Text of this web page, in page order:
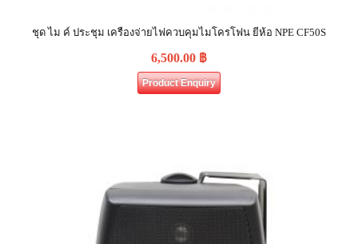
ชุด ไม ค์ ประชุม เครืองจ่ายไฟควบคุมไมโครโฟน ยีห้อ NPE CF50S
6,500.00 ฿
Product Enquiry